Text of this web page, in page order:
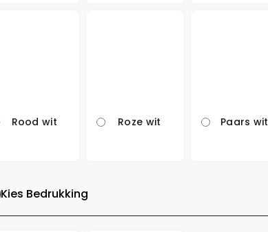
Rood wit Roze wit Paars wit
Kies Bedrukking